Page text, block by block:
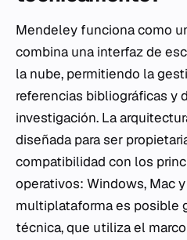
Mendeley funciona como
combina una interfaz de
la nube, permitiendo la
referencias bibliográficas y
investigación. La
diseñada para ser
compatibilidad con los
operativos: Windows, Mac
multiplataforma es posible
técnica, que utiliza el